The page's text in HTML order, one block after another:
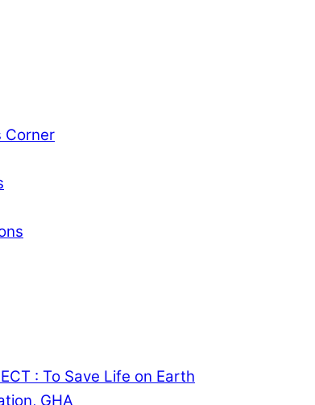
Corner
: To Save Life on Earth
GHA